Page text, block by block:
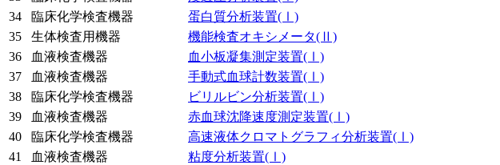
34
臨床化学検査機器 蛋白質分析装置(Ⅰ)
35
生体検査用機器 機能検査オキシメータ(Ⅱ)
36
血液検査機器 血小板凝集測定装置(Ⅰ)
37
血液検査機器 手動式血球計数装置(Ⅰ)
38
臨床化学検査機器 ビリルビン分析装置(Ⅰ)
39
血液検査機器 赤血球沈降速度測定装置(Ⅰ)
40
臨床化学検査機器 高速液体クロマトグラフィ分析装置(Ⅰ)
41
血液検査機器 粘度分析装置(Ⅰ)